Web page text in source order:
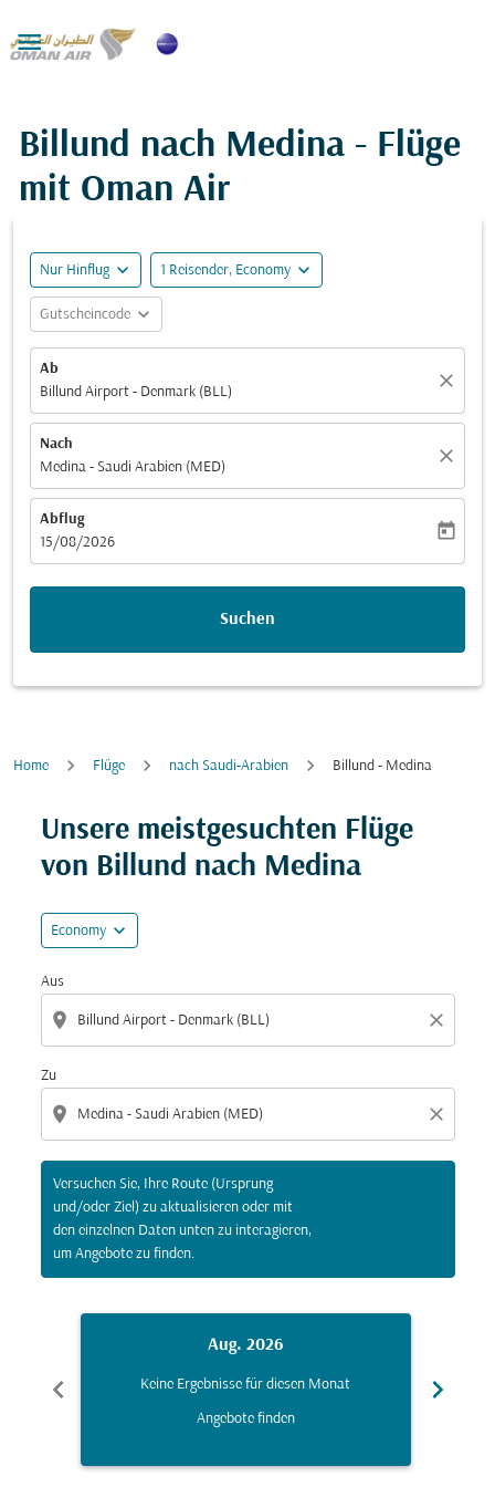

Billund nach Medina - Flüge
mit Oman Air
Nur Hinflug expand_more 1 Reisender, Economy expand_more
Gutscheincode expand_more
Ab
Billund Airport - Denmark (BLL)
close
Nach
Medina - Saudi Arabien (MED)
close
Abflug
fc-booking-departure-date-aria-label
15/08/2026
today
Suchen
Home Flüge nach Saudi-Arabien Billund - Medina
Unsere meistgesuchten Flüge
von Billund nach Medina
Economy expand_more
Aus
location_on close
Zu
location_on close
Versuchen Sie, Ihre Route (Ursprung
und/oder Ziel) zu aktualisieren oder mit
den einzelnen Daten unten zu interagieren,
um Angebote zu finden.
Versuchen Sie, Ihre Route (Ursprung und/oder Ziel)
chevron_left
Aug. 2026
Keine Ergebnisse für diesen Monat
Angebote finden
chevron_right